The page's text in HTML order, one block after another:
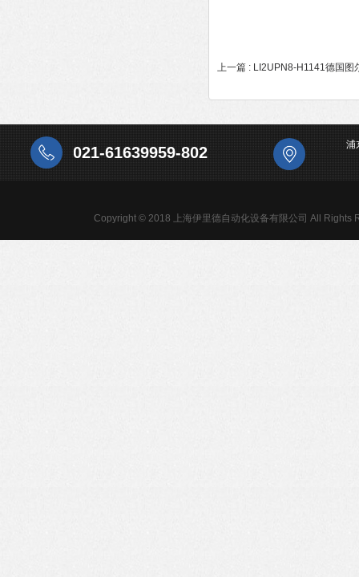
上一篇 : LI2UPN8-H1141德国图
021-61639959-802 浦
Copyright © 2018 上海伊里德自动化设备有限公司 All Rights